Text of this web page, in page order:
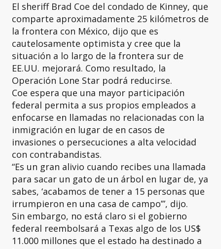
El sheriff Brad Coe del condado de Kinney, que
comparte aproximadamente 25 kilómetros de
la frontera con México, dijo que es
cautelosamente optimista y cree que la
situación a lo largo de la frontera sur de
EE.UU. mejorará. Como resultado, la
Operación Lone Star podrá reducirse.
Coe espera que una mayor participación
federal permita a sus propios empleados a
enfocarse en llamadas no relacionadas con la
inmigración en lugar de en casos de
invasiones o persecuciones a alta velocidad
con contrabandistas.
“Es un gran alivio cuando recibes una llamada
para sacar un gato de un árbol en lugar de, ya
sabes, ‘acabamos de tener a 15 personas que
irrumpieron en una casa de campo’”, dijo.
Sin embargo, no está claro si el gobierno
federal reembolsará a Texas algo de los US$
11.000 millones que el estado ha destinado a